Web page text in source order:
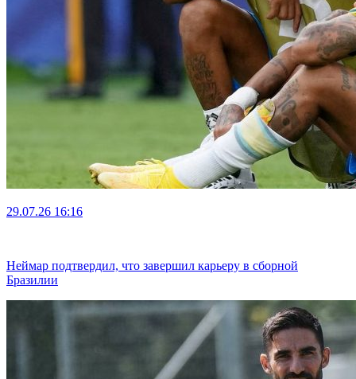
29.07.26 16:16
Неймар подтвердил, что завершил карьеру в сборной
Бразилии